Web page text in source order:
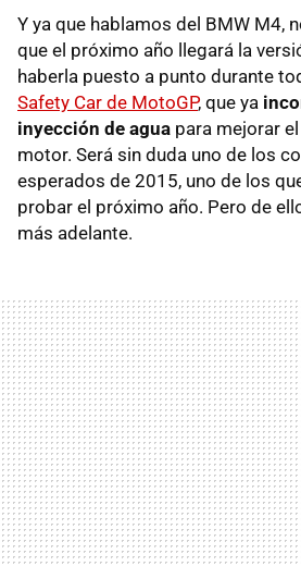
Y ya que hablamos del BMW M4,
que el próximo año llegará la
haberla puesto a punto durante
Safety Car de MotoGP, que ya
inyección de agua para mejorar
motor. Será sin duda uno de los
esperados de 2015, uno de los
probar el próximo año. Pero de
más adelante.